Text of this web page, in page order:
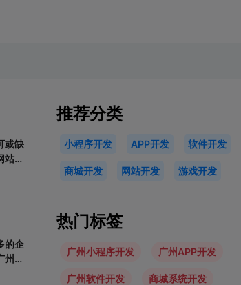
或缺
站、
。
的企
州的
州
推荐分类
小程序开发 APP开发 软件开发
商城开发 网站开发 游戏开发
热门标签
广州小程序开发 广州APP开发
广州软件开发 商城系统开发